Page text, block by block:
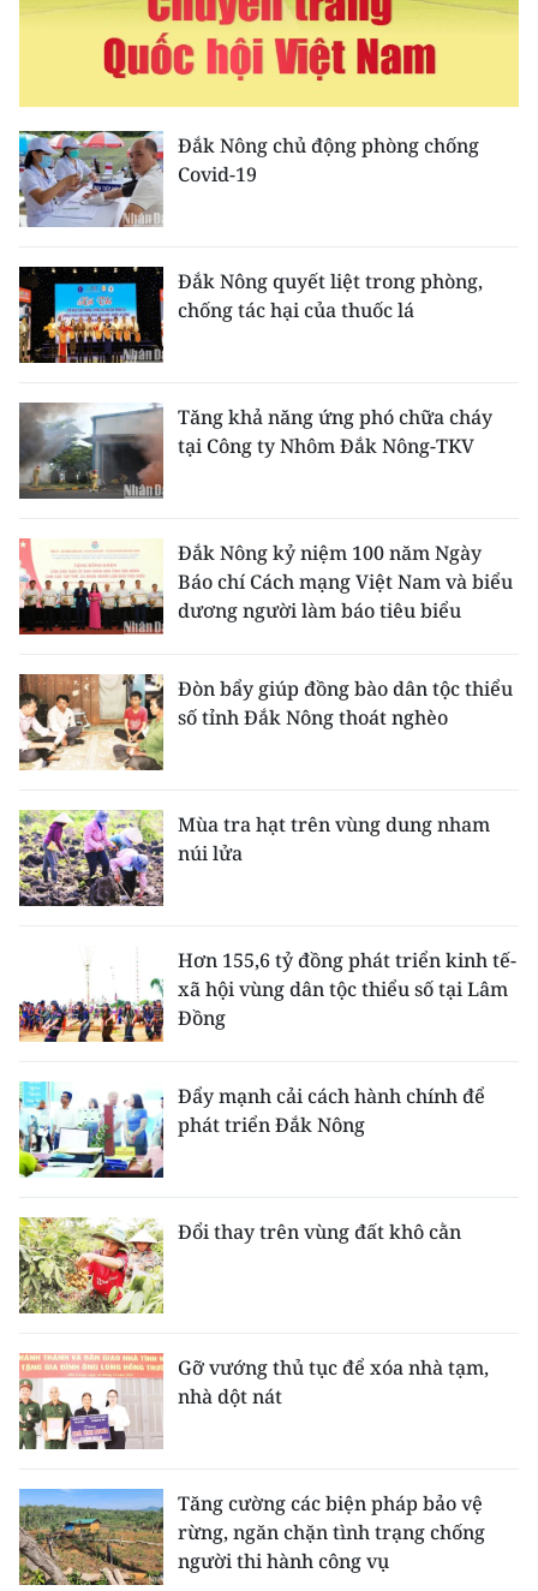
Media Du lịch
Media Thể thao
Media Giáo dục
Media Khoa học - Công nghệ
Media Môi trường
Ảnh
Infographic
TIN MỚI
TIN ĐỊA PHƯƠNG
Đồng bằng sông Hồng
Bắc Trung Bộ
Duyên hải Nam Trung Bộ và Tây
Nguyên
Đông Nam Bộ
Chuyên trang Hà Nội
Chuyên trang TP. Hồ Chí Minh
CHUYÊN ĐỀ
CÁC CHUYÊN TRANG
VỀ BÁO NHÂN DÂN
THỜI NAY
NHÂN DÂN CUỐI TUẦN
NHÂN DÂN HẰNG THÁNG
ĐỌC BÁO IN
Đắk Nông chủ động phòng chống
Covid-19
Đắk Nông quyết liệt trong phòng,
chống tác hại của thuốc lá
Tăng khả năng ứng phó chữa cháy
tại Công ty Nhôm Đắk Nông-TKV
Đắk Nông kỷ niệm 100 năm Ngày
Báo chí Cách mạng Việt Nam và biểu
dương người làm báo tiêu biểu
Đòn bẩy giúp đồng bào dân tộc thiểu
số tỉnh Đắk Nông thoát nghèo
Mùa tra hạt trên vùng dung nham
núi lửa
Hơn 155,6 tỷ đồng phát triển kinh tế-
xã hội vùng dân tộc thiểu số tại Lâm
Đồng
Đẩy mạnh cải cách hành chính để
phát triển Đắk Nông
Đổi thay trên vùng đất khô cằn
Gỡ vướng thủ tục để xóa nhà tạm,
nhà dột nát
Tăng cường các biện pháp bảo vệ
rừng, ngăn chặn tình trạng chống
người thi hành công vụ